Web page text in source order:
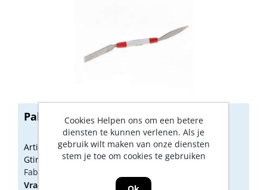
Paleerijzer 20mm 942-020
Artikelnummer: 1626106
Gtin: 4010496942209
Fabrikant artikel nummer: 94202000
Vraag een
aan oflog in
Cookies Helpen ons om een betere
diensten te kunnen verlenen. Als je
gebruik wilt maken van onze diensten
stem je toe om cookies te gebruiken